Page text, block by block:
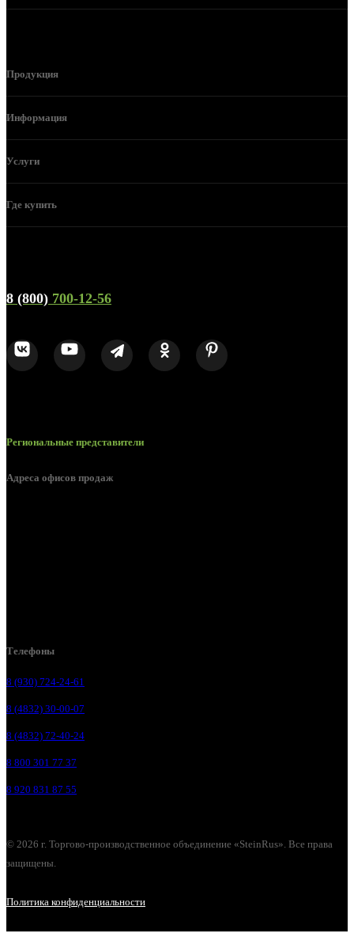
Продукция
Информация
Услуги
Где купить
8 (800) 700-12-56
Региональные представители
Адреса офисов продаж
Телефоны
8 (930) 724-24-61
8 (4832) 30-00-07
8 (4832) 72-40-24
8 800 301 77 37
8 920 831 87 55
© 2026 г. Торгово-производственное объединение «SteinRus». Все права
защищены.
Политика конфиденциальности